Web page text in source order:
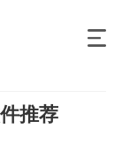
推荐